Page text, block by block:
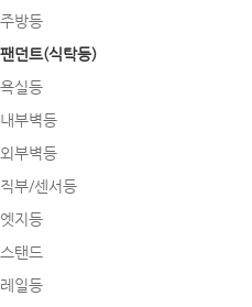
주방등
팬던트(식탁등)
욕실등
내부벽등
외부벽등
직부/센서등
엣지등
스탠드
레일등